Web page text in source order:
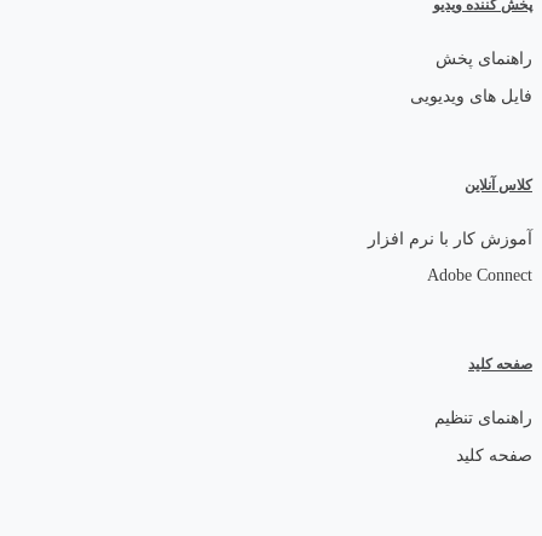
پخش کننده ویدیو
راهنمای پخش
فایل های ویدیویی
کلاس آنلاین
آموزش کار با نرم افزار
Adobe Connect
صفحه کلید
راهنمای تنظیم
صفحه کلید